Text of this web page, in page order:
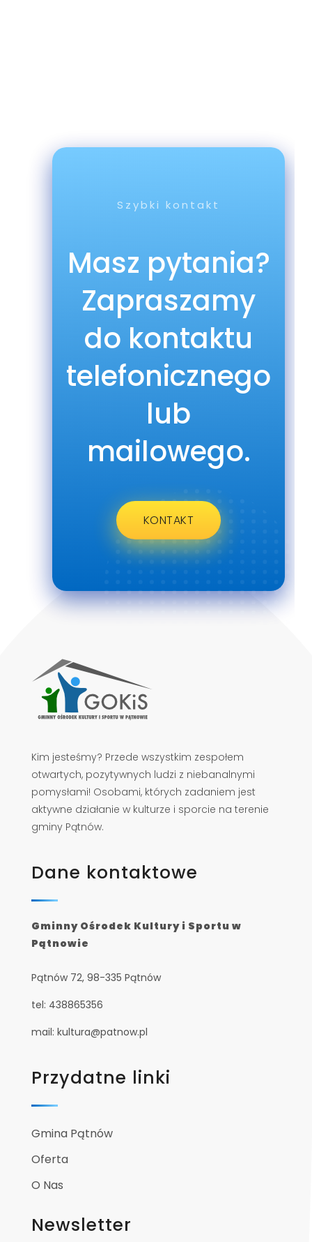
Szybki kontakt
Masz pytania?
Zapraszamy
do kontaktu
telefonicznego
lub
mailowego.
KONTAKT
Kim jesteśmy? Przede wszystkim zespołem
otwartych, pozytywnych ludzi z niebanalnymi
pomysłami! Osobami, których zadaniem jest
aktywne działanie w kulturze i sporcie na terenie
gminy Pątnów.
Dane kontaktowe
Gminny Ośrodek Kultury i Sportu w
Pątnowie
Pątnów 72, 98-335 Pątnów
tel: 438865356
mail: kultura@patnow.pl
Przydatne linki
Gmina Pątnów
Oferta
O Nas
Newsletter